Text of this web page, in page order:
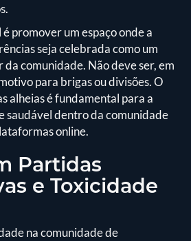
promover um espaço onde a
seja celebrada como um
comunidade. Não deve ser, em
para brigas ou divisões. O
alheias é fundamental para a
saudável dentro da comunidade
online.
Partidas
e Toxicidade
na comunidade de